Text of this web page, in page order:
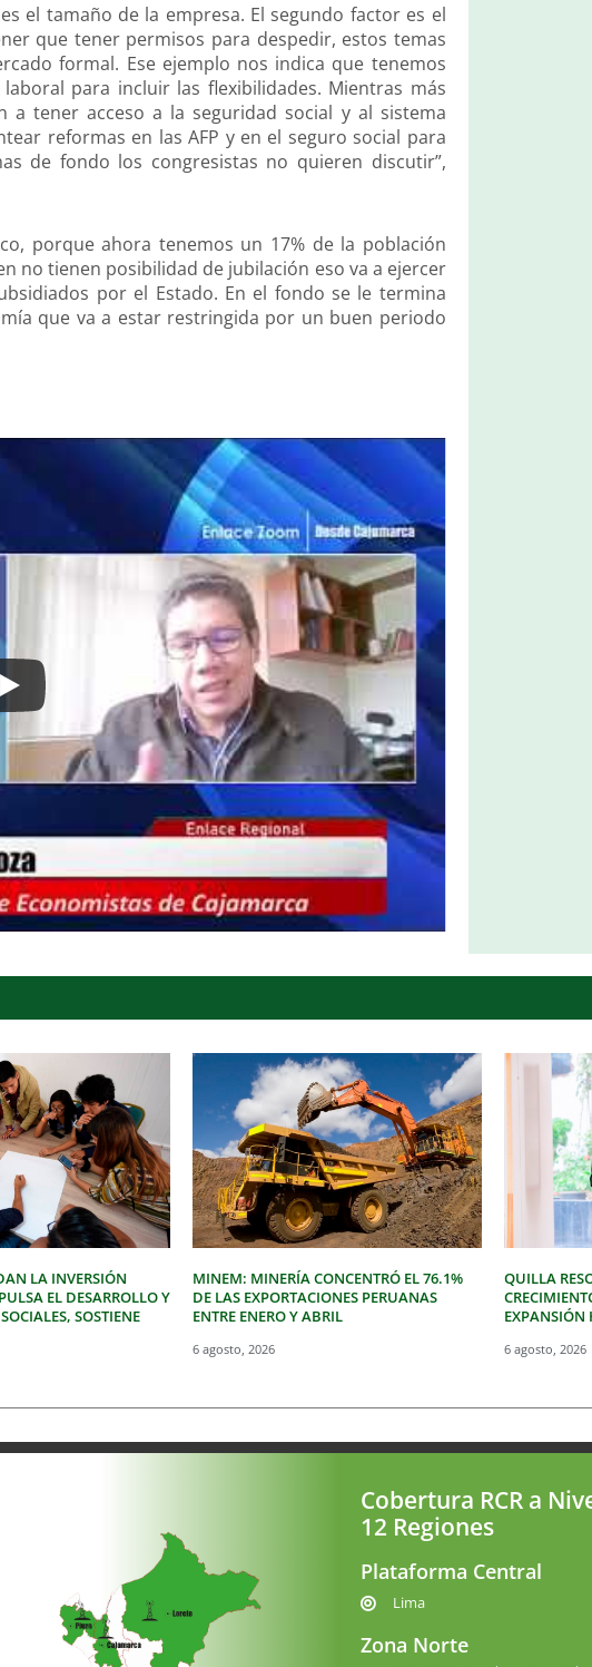
el tamaño de la empresa. El segundo factor es el
que tener permisos para despedir, estos temas
formal. Ese ejemplo nos indica que tenemos
para incluir las flexibilidades. Mientras más
a tener acceso a la seguridad social y al sistema
reformas en las AFP y en el seguro social para
de fondo los congresistas no quieren discutir”,
porque ahora tenemos un 17% de la población
no tienen posibilidad de jubilación eso va a ejercer
por el Estado. En el fondo se le termina
que va a estar restringida por un buen periodo
LA INVERSIÓN
EL DESARROLLO Y
SOSTIENE
MINEM: MINERÍA CONCENTRÓ EL 76.1%
DE LAS EXPORTACIONES PERUANAS
ENTRE ENERO Y ABRIL
6 agosto, 2026
QUILLA
EXPANSIÓN
6 agosto, 2026
Cobertura RCR a
12 Regiones
Plataforma Central
Lima
Zona Norte